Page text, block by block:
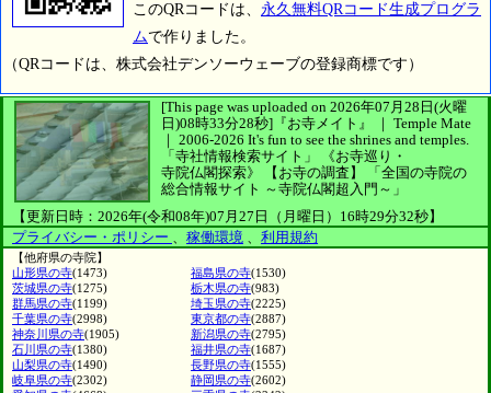
このQRコードは、 永久無料QRコード生成プログラ
ムで作りました。
（QRコードは、株式会社デンソーウェーブの登録商標です）
[This page was uploaded on 2026年07月28日(火曜
日)08時33分28秒] 『お寺メイト』 ｜ Temple Mate
｜ 2006-2026 It's fun to see the shrines and temples.
「寺社情報検索サイト」
《お寺巡り・
寺院仏閣探索》
【お寺の調査】
「全国の寺院の
総合情報サイト ～寺院仏閣超入門～」
【更新日時：2026年(令和08年)07月27日（月曜日）16時29分32秒】
プライバシー・ポリシー 、 稼働環境 、 利用規約
【他府県の寺院】
山形県の寺(1473) 福島県の寺(1530)
茨城県の寺(1275) 栃木県の寺(983)
群馬県の寺(1199) 埼玉県の寺(2225)
千葉県の寺(2998) 東京都の寺(2887)
神奈川県の寺(1905) 新潟県の寺(2795)
石川県の寺(1380) 福井県の寺(1687)
山梨県の寺(1490) 長野県の寺(1555)
岐阜県の寺(2302) 静岡県の寺(2602)